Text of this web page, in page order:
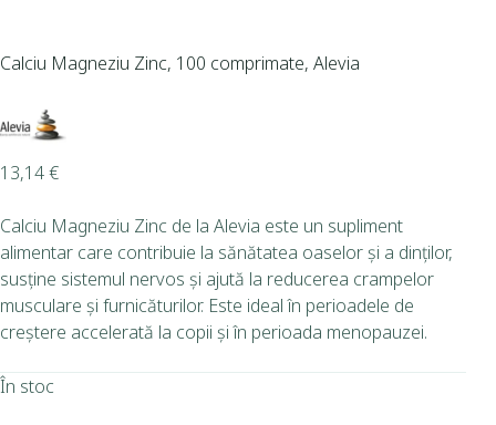
Calciu Magneziu Zinc, 100 comprimate, Alevia
13,14€
Calciu Magneziu Zinc de la Alevia este un supliment
alimentar care contribuie la sănătatea oaselor și a dinților,
susține sistemul nervos și ajută la reducerea crampelor
musculare și furnicăturilor. Este ideal în perioadele de
creștere accelerată la copii și în perioada menopauzei.
În stoc